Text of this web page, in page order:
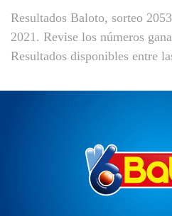
Resultados Baloto, sorteo
2021. Revise los números
Resultados disponibles entre